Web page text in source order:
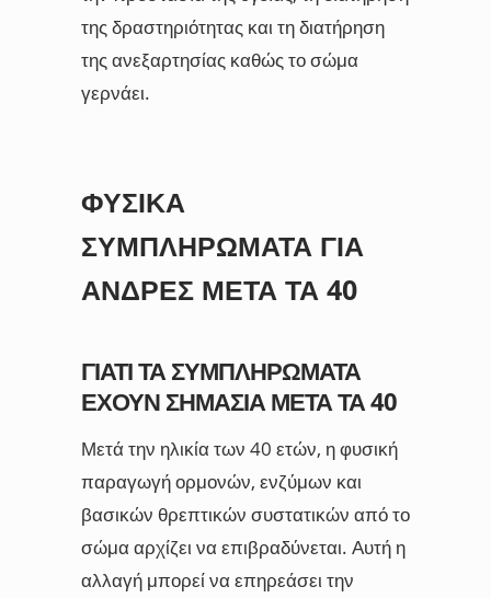
της δραστηριότητας και τη διατήρηση
της ανεξαρτησίας καθώς το σώμα
γερνάει.
ΦΥΣΙΚΆ
ΣΥΜΠΛΗΡΏΜΑΤΑ ΓΙΑ
ΆΝΔΡΕΣ ΜΕΤΆ ΤΑ 40
ΓΙΑΤΊ ΤΑ ΣΥΜΠΛΗΡΏΜΑΤΑ
ΈΧΟΥΝ ΣΗΜΑΣΊΑ ΜΕΤΆ ΤΑ 40
Μετά την ηλικία των 40 ετών, η φυσική
παραγωγή ορμονών, ενζύμων και
βασικών θρεπτικών συστατικών από το
σώμα αρχίζει να επιβραδύνεται. Αυτή η
αλλαγή μπορεί να επηρεάσει την